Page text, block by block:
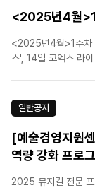
<2025년4월>1
<2025년4월>1주차
스', 14일 코엑스 라
'알라딘' 서울 공연,
일반공지
[예술경영지원
역량 강화 프로
2025 뮤지컬 전문